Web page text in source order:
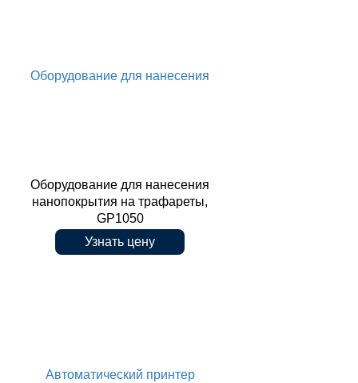
Оборудование для нанесения
нанопокрытия на трафареты,
Оборудование для нанесения
нанопокрытия на трафареты,
GP1050
Узнать цену
Автоматический принтер